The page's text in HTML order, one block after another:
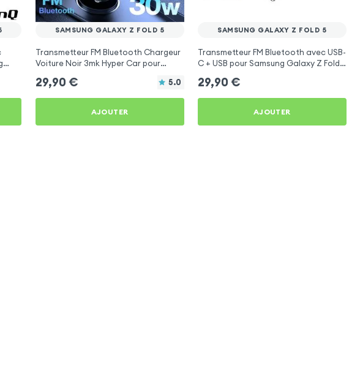
SAMSUNG GALAXY Z FOLD 5
Transmetteur FM Bluetooth Chargeur
Voiture Noir 3mk Hyper Car pour
29,90 € 5.0
AJOUTER
SAMSUNG GALAXY Z FOLD 5
Transmetteur FM Bluetooth avec USB-
C + USB pour Samsung Galaxy Z Fold
29,90 €
AJOUTER